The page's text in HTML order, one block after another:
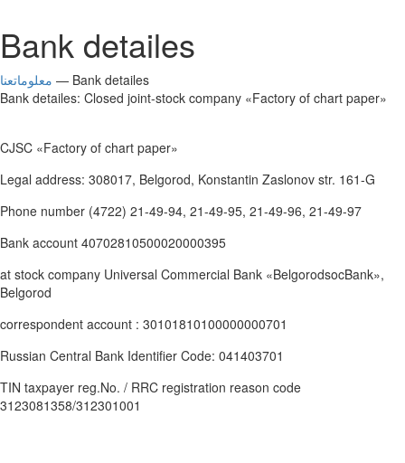
Bank detailes
معلوماتعنا — Bank detailes
Bank detailes: Closed joint-stock company «Factory of chart paper»
CJSC «Factory of chart paper»
Legal address: 308017, Belgorod, Konstantin Zaslonov str. 161-G
Phone number (4722) 21-49-94, 21-49-95, 21-49-96, 21-49-97
Bank account 40702810500020000395
at stock company Universal Commercial Bank «BelgorodsocBank»,
Belgorod
correspondent account : 30101810100000000701
Russian Central Bank Identifier Code: 041403701
TIN taxpayer reg.No. / RRC registration reason code
3123081358/312301001